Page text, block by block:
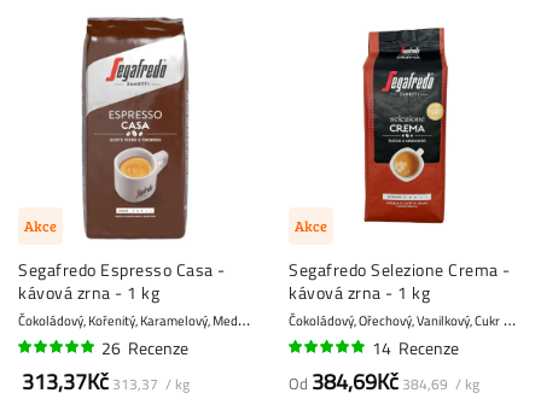
Akce
Segafredo Espresso Casa -
kávová zrna - 1 kg
Č
okoládový, Kořenitý, Karamelový, Medový, Mandle 8 - Silný
96%
26 Recenze
313,37Kč 313,37 / kg
Akce
Segafredo Selezione Crema -
kávová zrna - 1 kg
Čokoládový, Ořechový, Vanilkový, Cukr 6 -
94%
14 Recenze
Od 384,69Kč 384,69 / kg